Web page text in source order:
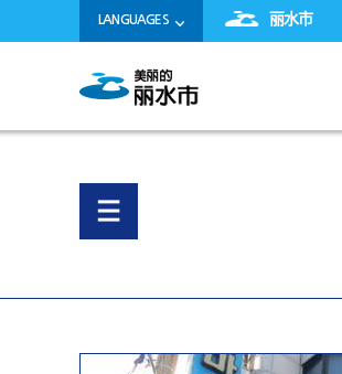
LANGUAGES 丽水市